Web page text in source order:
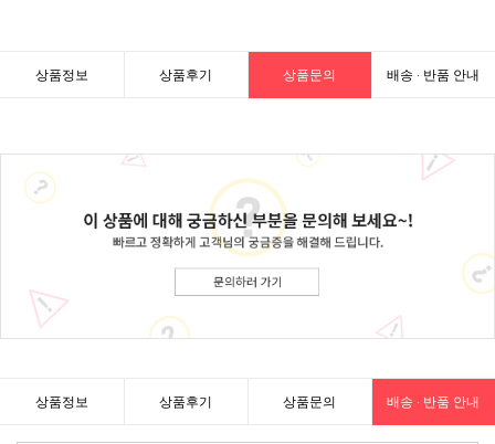
상품정보 상품후기 상품문의 배송 · 반품 안내
상품정보 상품후기 상품문의 배송 · 반품 안내